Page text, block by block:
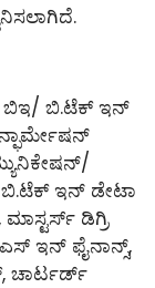
ಬಿಇ/ ಬಿ.ಟೆಕ್ ಇನ್
ಬಿ.ಟೆಕ್ ಇನ್ ಡೇಟಾ
ಡಿಗ್ರಿ
ಇನ್ ಫೈನಾನ್ಸ್,
ಚಾರ್ಟರ್ಡ್